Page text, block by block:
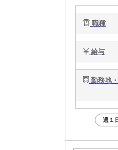
職種
給与
勤務地
週１